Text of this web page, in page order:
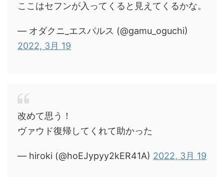
ここはセフンが入ってくると見えてくるかな。
— オダクニ_エスパルス (@gamu_oguchi)
2022, 3月 19
改めて思う！
ヴァウド復帰してくれて助かった
— hiroki (@hoEJypyy2kER41A) 2022, 3月 19